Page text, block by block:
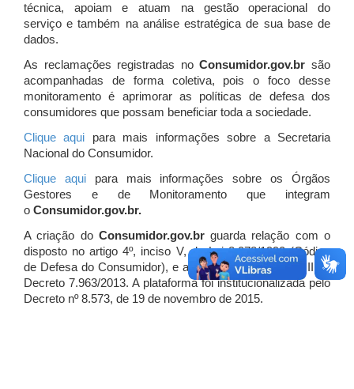
técnica, apoiam e atuam na gestão operacional do
serviço e também na análise estratégica de sua base de
dados.
As reclamações registradas noConsumidor.gov.br são
acompanhadas de forma coletiva, pois o foco desse
monitoramento é aprimorar as políticas de defesa dos
consumidores que possam beneficiar toda a sociedade.
Clique aqui para mais informações sobre a Secretaria
Nacional do Consumidor.
Clique aquipara mais informações sobre os Órgãos
Gestores e de Monitoramento que integram
o Consumidor.gov.br.
A criação do Consumidor.gov.brguarda relação com o
disposto no artigo 4º, inciso V, da Lei 8.078/1990 (Código
de Defesa do Consumidor), e artigo 7º, incisos I, II e III do
Decreto 7.963/2013. A plataforma foi institucionalizada pelo
Decreto nº 8.573, de 19 de novembro de 2015.